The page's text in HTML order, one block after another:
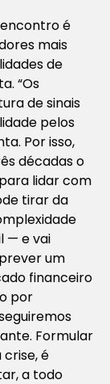
é
mais
de
“Os
de sinais
pelos
Por isso,
décadas o
lidar com
tirar da
— e vai
um
financeiro
por
Formular
é
a todo